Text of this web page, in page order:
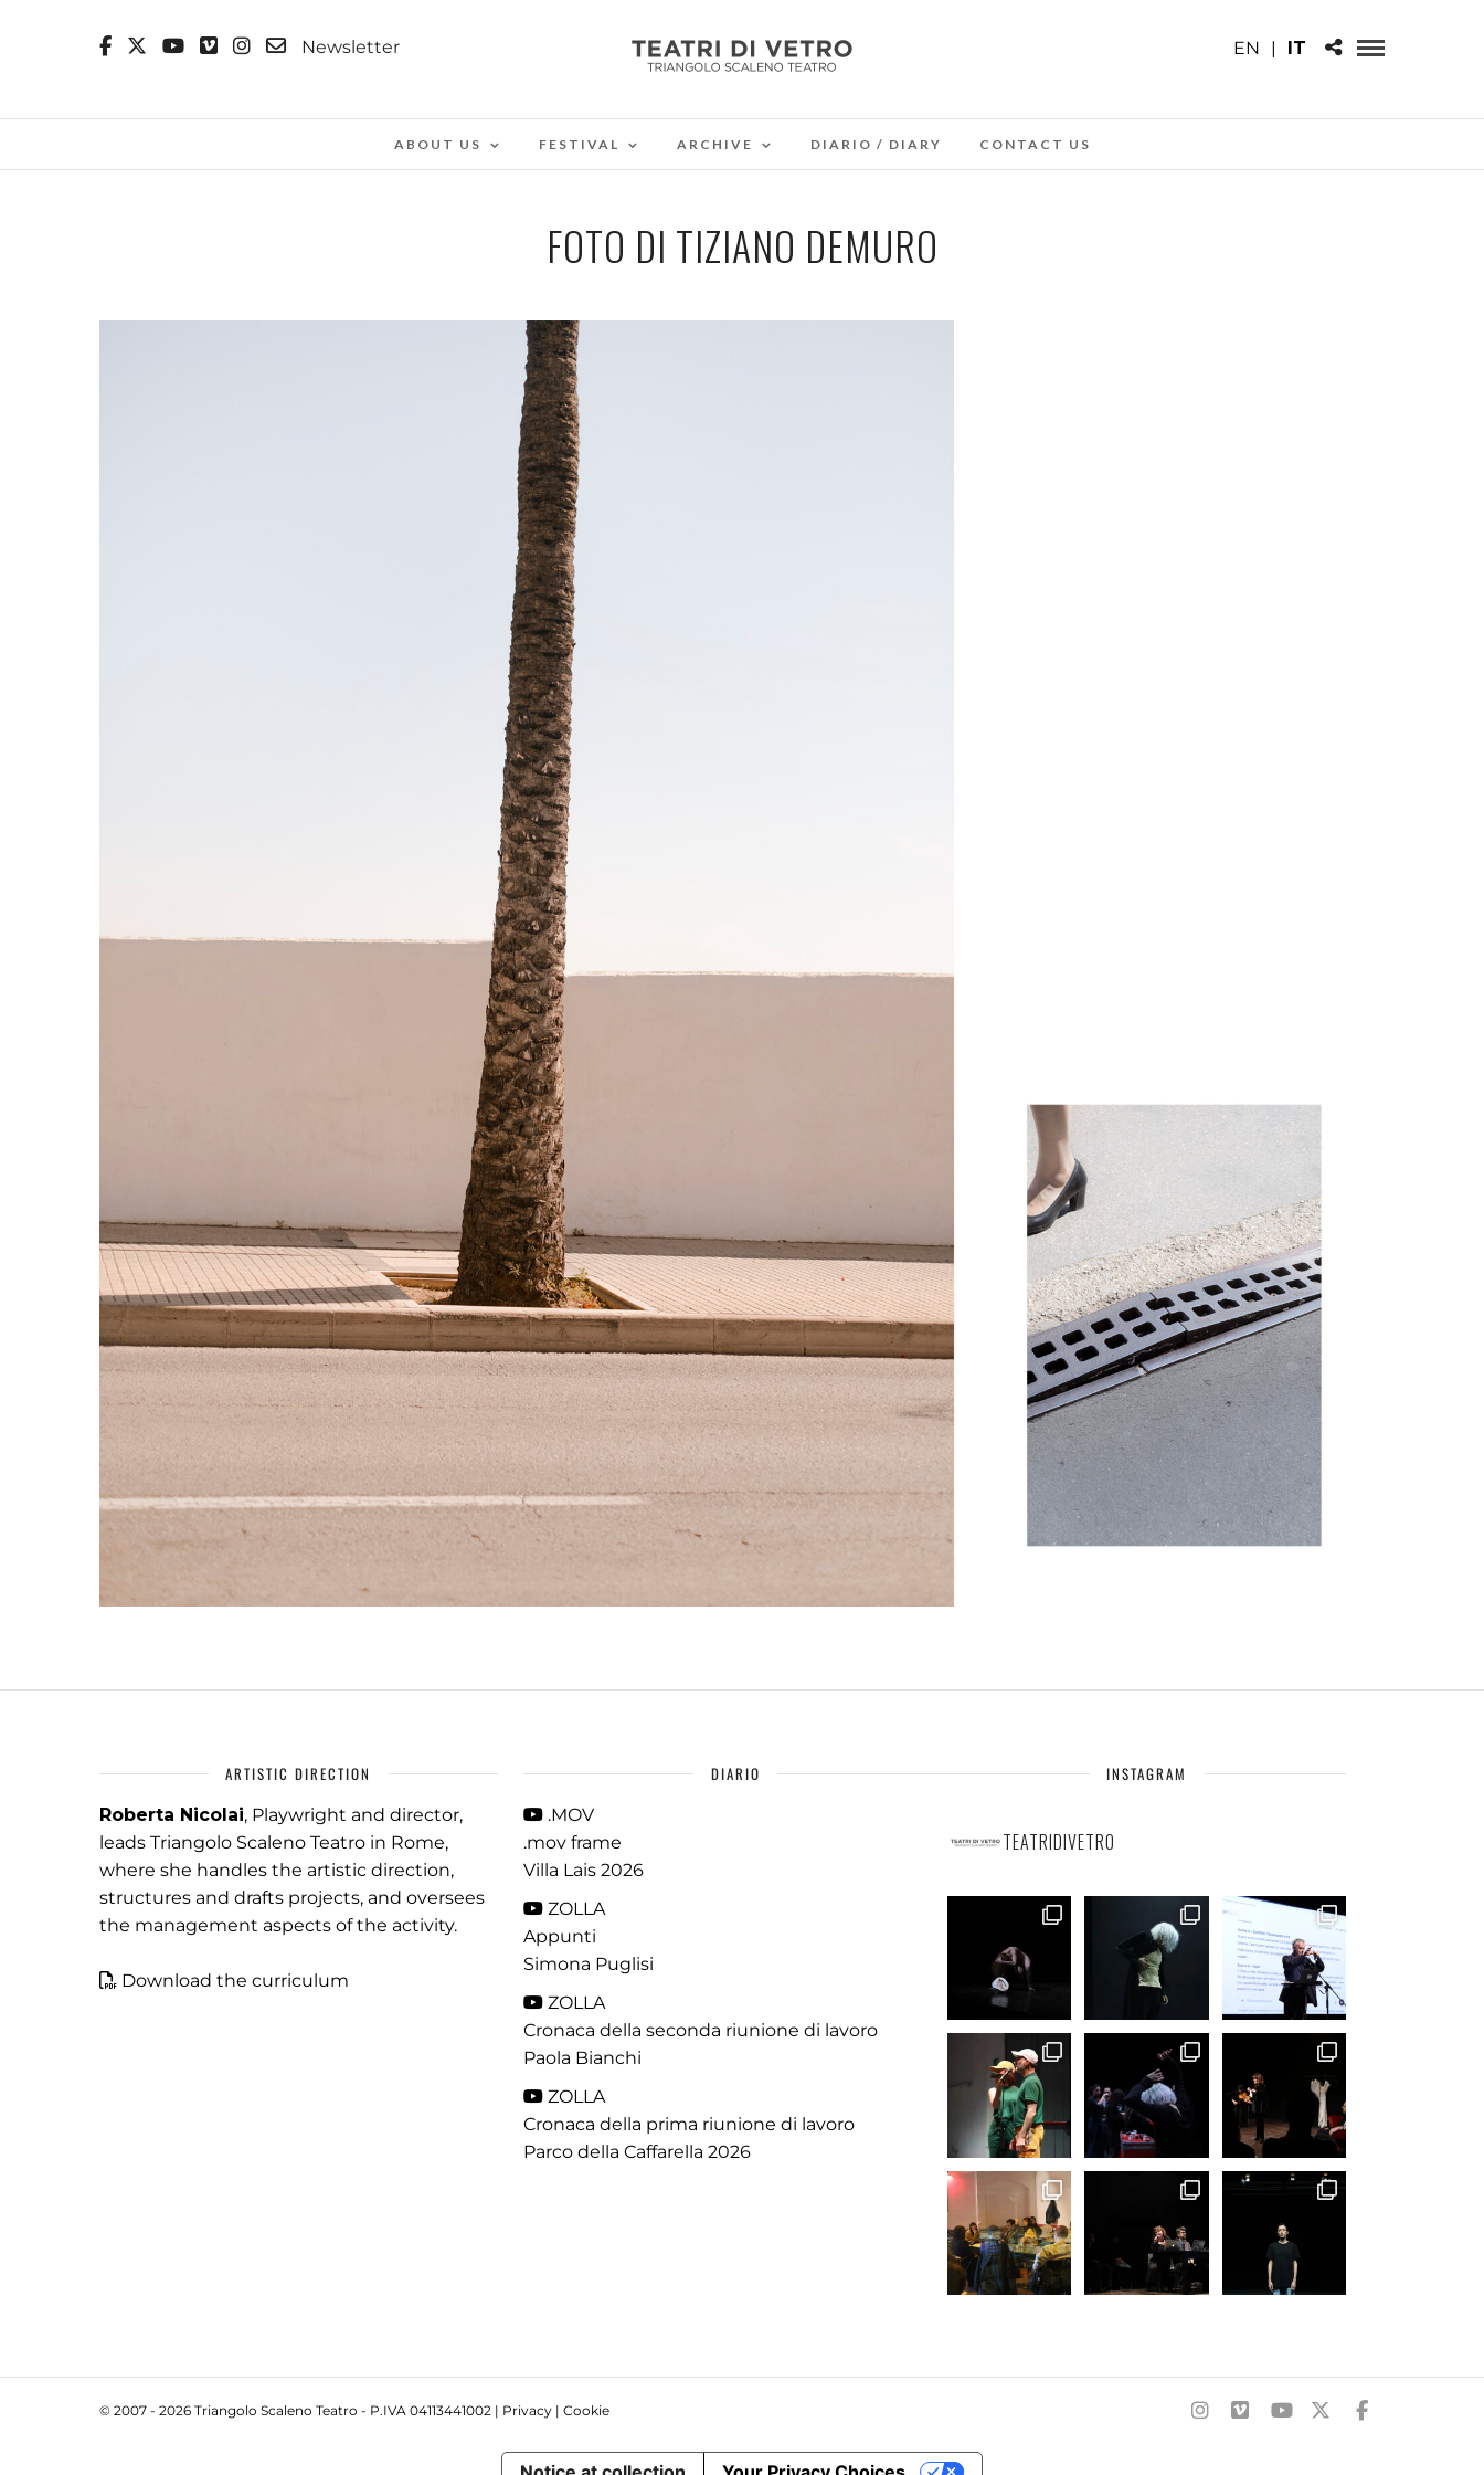
Newsletter EN | IT
ABOUT US FESTIVAL ARCHIVE DIARIO / DIARY CONTACT US
FOTO DI TIZIANO DEMURO
ARTISTIC DIRECTION
Roberta Nicolai, Playwright and director,
leads Triangolo Scaleno Teatro in Rome,
where she handles the artistic direction,
structures and drafts projects, and oversees
the management aspects of the activity.
Download the curriculum
DIARIO
.MOV
.mov frame
Villa Lais 2026
ZOLLA
Appunti
Simona Puglisi
ZOLLA
Cronaca della seconda riunione di lavoro
Paola Bianchi
ZOLLA
Cronaca della prima riunione di lavoro
Parco della Caffarella 2026
INSTAGRAM
TEATRIDIVETRO
© 2007 - 2026 Triangolo Scaleno Teatro - P.IVA 04113441002 | Privacy | Cookie